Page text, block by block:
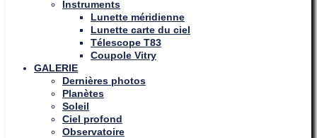
Instruments
Lunette méridienne
Lunette carte du ciel
Télescope T83
Coupole Vitry
GALERIE
Dernières photos
Planètes
Soleil
Ciel profond
Observatoire